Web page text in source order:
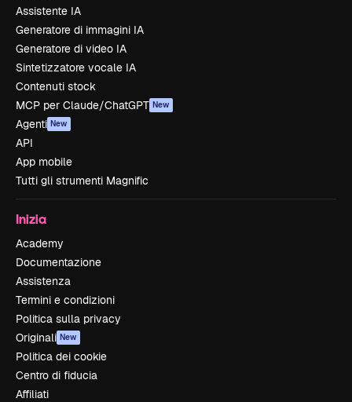
Assistente IA
Generatore di immagini IA
Generatore di video IA
Sintetizzatore vocale IA
Contenuti stock
MCP per Claude/ChatGPT New
Agenti New
API
App mobile
Tutti gli strumenti Magnific
Inizia
Academy
Documentazione
Assistenza
Termini e condizioni
Politica sulla privacy
Originali New
Politica dei cookie
Centro di fiducia
Affiliati